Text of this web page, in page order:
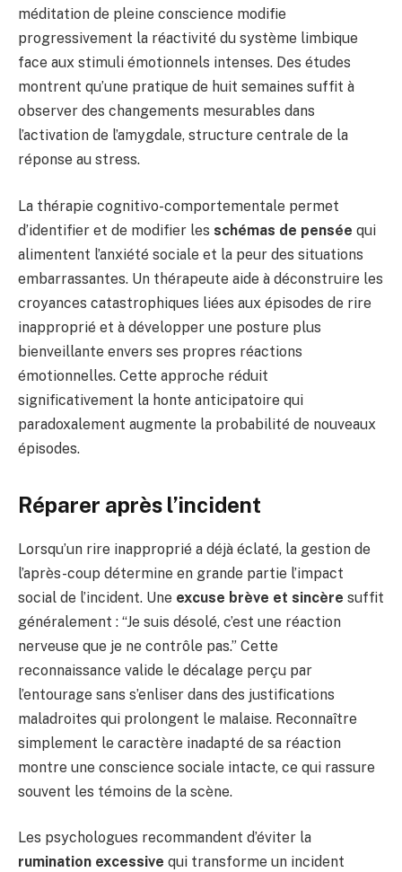
méditation de pleine conscience modifie
progressivement la réactivité du système limbique
face aux stimuli émotionnels intenses. Des études
montrent qu’une pratique de huit semaines suffit à
observer des changements mesurables dans
l’activation de l’amygdale, structure centrale de la
réponse au stress.
La thérapie cognitivo-comportementale permet
d’identifier et de modifier les schémas de pensée qui
alimentent l’anxiété sociale et la peur des situations
embarrassantes. Un thérapeute aide à déconstruire les
croyances catastrophiques liées aux épisodes de rire
inapproprié et à développer une posture plus
bienveillante envers ses propres réactions
émotionnelles. Cette approche réduit
significativement la honte anticipatoire qui
paradoxalement augmente la probabilité de nouveaux
épisodes.
Réparer après l’incident
Lorsqu’un rire inapproprié a déjà éclaté, la gestion de
l’après-coup détermine en grande partie l’impact
social de l’incident. Une excuse brève et sincère suffit
généralement : “Je suis désolé, c’est une réaction
nerveuse que je ne contrôle pas.” Cette
reconnaissance valide le décalage perçu par
l’entourage sans s’enliser dans des justifications
maladroites qui prolongent le malaise. Reconnaître
simplement le caractère inadapté de sa réaction
montre une conscience sociale intacte, ce qui rassure
souvent les témoins de la scène.
Les psychologues recommandent d’éviter la
rumination excessive qui transforme un incident